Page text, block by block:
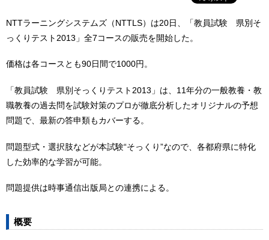
NTTラーニングシステムズ（NTTLS）は20日、「教員試験 県別そ
っくりテスト2013」全7コースの販売を開始した。
価格は各コースとも90日間で1000円。
「教員試験 県別そっくりテスト2013」は、11年分の一般教養・教
職教養の過去問を試験対策のプロが徹底分析したオリジナルの予想
問題で、最新の答申類もカバーする。
問題型式・選択肢などが本試験“そっくり”なので、各都府県に特化
した効率的な学習が可能。
問題提供は時事通信出版局との連携による。
概要